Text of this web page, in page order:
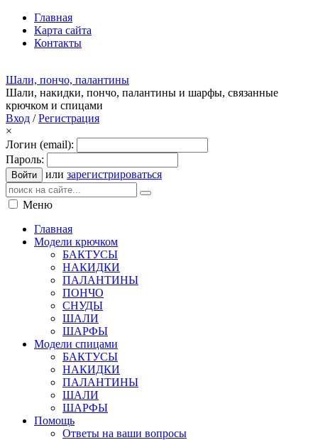
Главная
Карта сайта
Контакты
Шали, пончо, палантины
Шали, накидки, пончо, палантины и шарфы, связанные
крючком и спицами
Вход /Регистрация
×
Логин (email):
Пароль:
Войти или зарегистрироваться
Меню
Главная
Модели крючком
БАКТУСЫ
НАКИДКИ
ПАЛАНТИНЫ
ПОНЧО
СНУДЫ
ШАЛИ
ШАРФЫ
Модели спицами
БАКТУСЫ
НАКИДКИ
ПАЛАНТИНЫ
ШАЛИ
ШАРФЫ
Помощь
Ответы на ваши вопросы